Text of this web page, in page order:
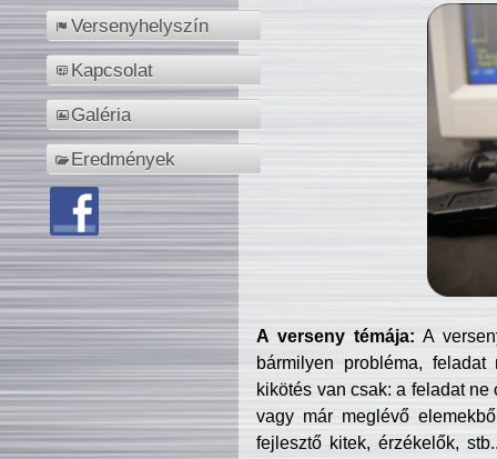
Versenyhelyszín
Kapcsolat
Galéria
Eredmények
A verseny témája: A
bármilyen probléma, feladat
kikötés van csak: a feladat
vagy már meglévő
fejlesztő kitek, érzékelők,